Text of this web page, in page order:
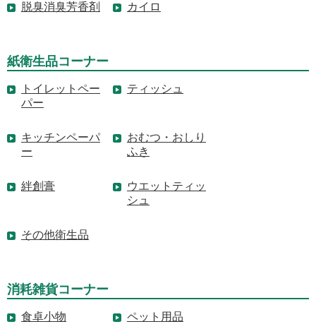
脱臭消臭芳香剤 カイロ
紙衛生品コーナー
トイレットペー
パー
ティッシュ
キッチンペーパ
ー
おむつ・おしり
ふき
絆創膏
ウエットティッ
シュ
その他衛生品
消耗雑貨コーナー
食卓小物 ペット用品